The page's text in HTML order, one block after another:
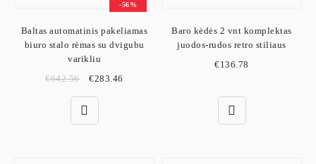
-56%
Baltas automatinis pakeliamas
biuro stalo rėmas su dvigubu
varikliu
€642.56 €283.46
Baro kėdės 2 vnt komplektas
juodos-rudos retro stiliaus
€136.78